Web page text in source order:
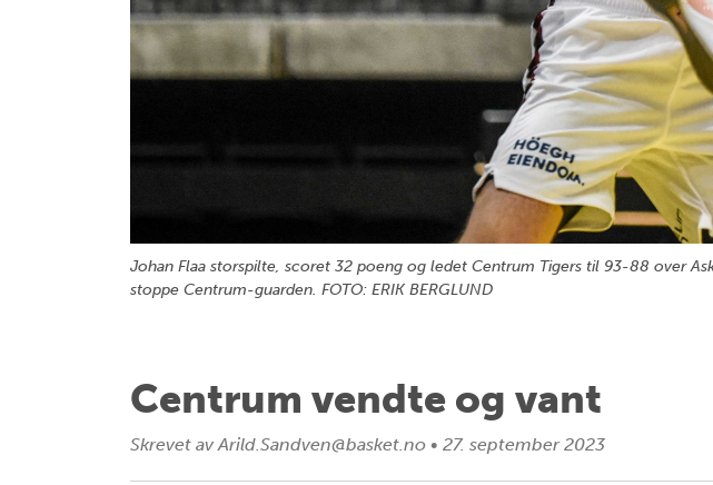
Johan Flaa storspilte, scoret 32 poeng og ledet Centrum Tigers til 93-88 over
stoppe Centrum-guarden. FOTO: ERIK BERGLUND
Centrum vendte og vant
Skrevet av Arild.Sandven@basket.no • 27. september 2023